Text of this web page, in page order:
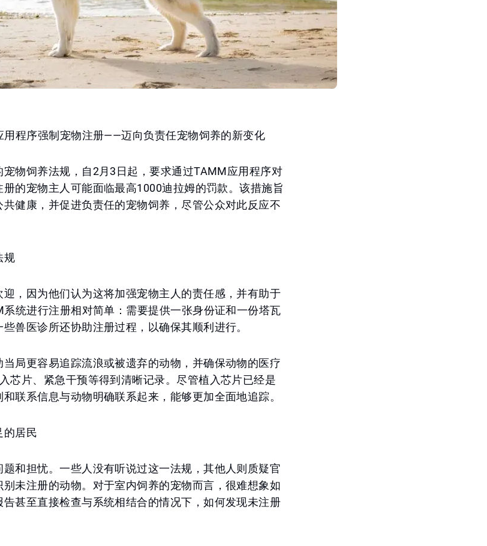
用程序强制宠物注册——迈向负责任宠物饲养的新变化
物饲养法规，自2月3日起，要求通过TAMM应用程序对
的宠物主人可能面临最高1000迪拉姆的罚款。该措施旨
健康，并促进负责任的宠物饲养，尽管公众对此反应不
规
，因为他们认为这将加强宠物主人的责任感，并有助于
统进行注册相对简单：需要提供一张身份证和一份塔瓦
兽医诊所还协助注册过程，以确保其顺利进行。
局更容易追踪流浪或被遗弃的动物，并确保动物的医疗
芯片、紧急干预等得到清晰记录。尽管植入芯片已经是
联系信息与动物明确联系起来，能够更加全面地追踪。
的居民
和担忧。一些人没有听说过这一法规，其他人则质疑官
未注册的动物。对于室内饲养的宠物而言，很难想象如
甚至直接检查与系统相结合的情况下，如何发现未注册